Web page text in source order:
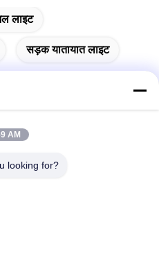
लाइट
सड़क यातायात लाइट
AM
looking for?